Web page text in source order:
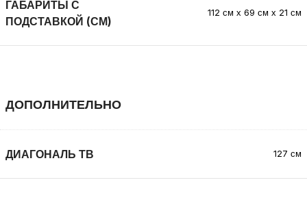
ГАБАРИТЫ С
ПОДСТАВКОЙ (СМ)
112 см х 69 см х 21 см
ДОПОЛНИТЕЛЬНО
ДИАГОНАЛЬ ТВ 127 см